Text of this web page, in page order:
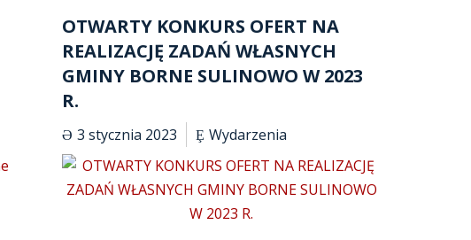
OTWARTY KONKURS OFERT NA
REALIZACJĘ ZADAŃ WŁASNYCH
GMINY BORNE SULINOWO W 2023
R.
3 stycznia 2023 Wydarzenia